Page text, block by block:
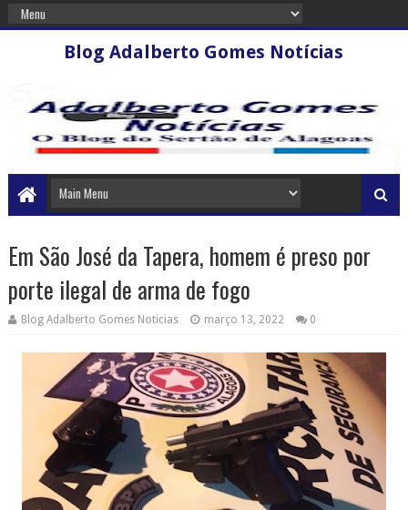
Blog Adalberto Gomes Notícias
Em São José da Tapera, homem é preso por
porte ilegal de arma de fogo
Blog Adalberto Gomes Noticias março 13, 2022 0